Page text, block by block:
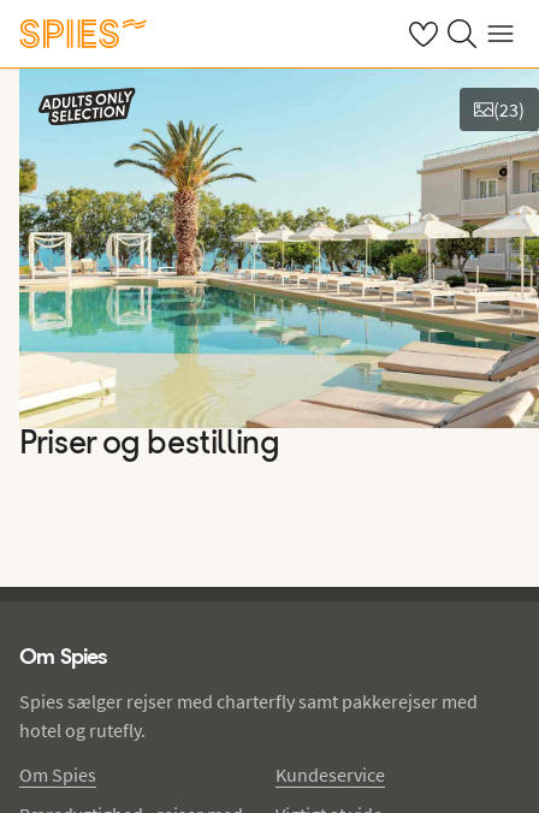
Se dine gemte
Søg påMenu
Vis film og billeder
(23)
Priser og bestilling
Om Spies
Spies sælger rejser med charterfly samt pakkerejser med
hotel og rutefly.
Om Spies
Kundeservice